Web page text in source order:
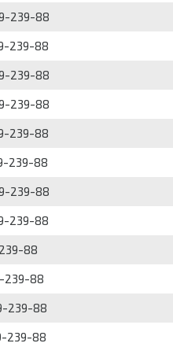
239-88
239-88
239-88
239-88
239-88
239-88
239-88
239-88
88
239-88
239-88
239-88